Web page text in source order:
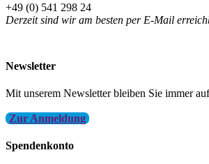
+49 (0) 541 298 24
Derzeit sind wir am besten per E-Mail
Newsletter
Mit unserem Newsletter bleiben Sie immer
Zur Anmeldung
Spendenkonto